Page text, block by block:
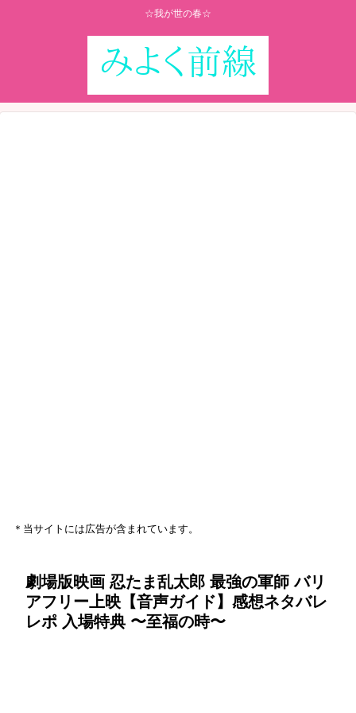
☆我が世の春☆
＊当サイトには広告が含まれています。
劇場版映画 忍たま乱太郎 最強の軍師 バリ
アフリー上映【音声ガイド】感想ネタバレ
レポ 入場特典 〜至福の時〜